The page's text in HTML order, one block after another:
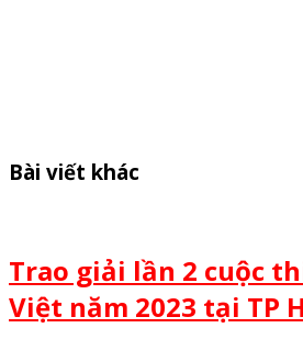
Bài viết khác
Trao giải lần 2 cuộc
Việt năm 2023 tại TP